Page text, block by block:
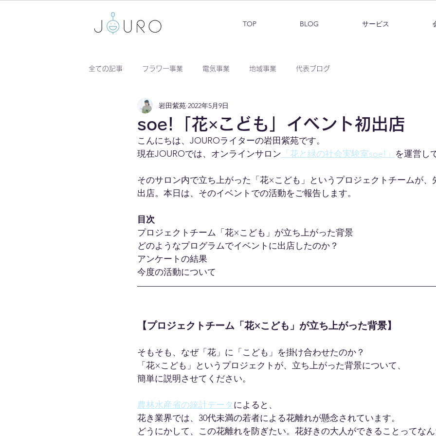
TOP BLOG サービス
全ての記事 フラワー事業 電気事業 地域事業 代表ブログ
soe!「花×こども」イベント初出店
岩田紫苑 2022年5月9日
こんにちは、JOUROライターの岩田紫苑です。
現在JOUROでは、オンラインサロン 「花と緑の社会実験室soe!」 を運営し
そのサロン内で立ち上がった「花×こども」というプロジェクトチームが、
出店。本日は、そのイベントでの活動をご報告します。
目次
プロジェクトチーム「花×こども」が立ち上がった背景
どのようなプログラムでイベントに出店したのか？
アンケートの結果
今度の活動について
【プロジェクトチーム「花×こども」が立ち上がった背景】
そもそも、なぜ「花」に「こども」を掛け合わせたのか？
「花×こども」というプロジェクトが、立ち上がった背景について、
簡単に説明させてください。
農林水産省の統計データによると、
花き業界では、30代未満の若者による花離れが懸念されています。
どうにかして、この花離れを防ぎたい。花好きの大人ができることってな